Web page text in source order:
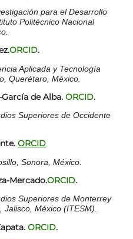
para el Desarrollo
Politécnico Nacional
ORCID.
Aplicada y Tecnología
Querétaro, México.
de Alba. ORCID.
Superiores de Occidente
ORCID
Sonora, México.
Mercado.ORCID.
Superiores de Monterrey
Jalisco, México (ITESM).
ORCID.